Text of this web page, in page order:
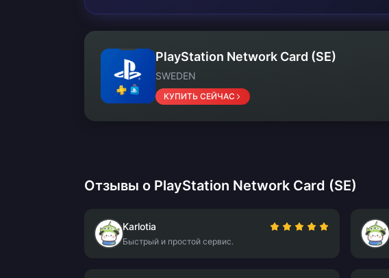
PlayStation Network Card (SE)
SWEDEN
КУПИТЬ СЕЙЧАС
Отзывы о PlayStation Network Card (SE)
Karlotia
Быстрый и простой сервис.